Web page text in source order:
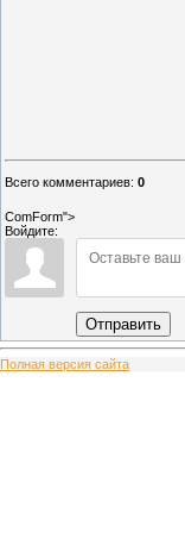
Всего комментариев: 0
ComForm">
Войдите:
Отправить
Полная версия сайта